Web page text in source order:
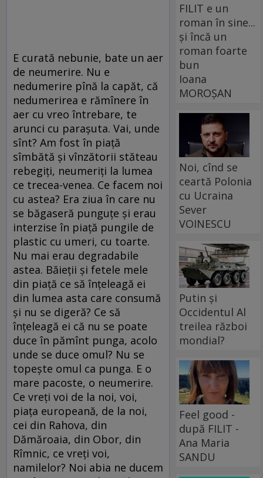
E curată nebunie, bate un aer
de neumerire. Nu e
nedumerire pînă la capăt, că
nedumerirea e rămînere în
aer cu vreo întrebare, te
arunci cu parașuta. Vai, unde
sînt? Am fost în piață
sîmbătă și vînzătorii stăteau
rebegiți, neumeriți la lumea
ce trecea-venea. Ce facem noi
cu astea? Era ziua în care nu
se băgaseră punguțe și erau
interzise în piață pungile de
plastic cu umeri, cu toarte.
Nu mai erau degradabile
astea. Băieții și fetele mele
din piață ce să înțeleagă ei
din lumea asta care consumă
și nu se digeră? Ce să
înțeleagă ei că nu se poate
duce în pămînt punga, acolo
unde se duce omul? Nu se
topește omul ca punga. E o
mare pacoste, o neumerire.
Ce vreți voi de la noi, voi,
piața europeană, de la noi,
cei din Rahova, din
Dămăroaia, din Obor, din
Rîmnic, ce vreți voi,
namilelor? Noi abia ne ducem
FILIT e un
roman în sine...
și încă un
roman foarte
bun
Ioana
MOROȘAN
Noi, cînd se
ceartă Polonia
cu Ucraina
Sever
VOINESCU
Putin și
Occidentul Al
treilea război
mondial?
Feel good -
după FILIT -
Ana Maria
SANDU